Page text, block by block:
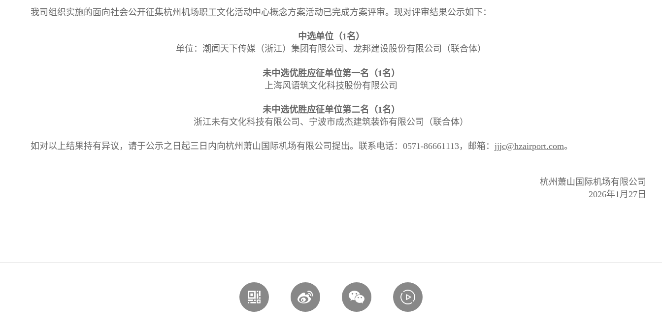
我司组织实施的面向社会公开征集杭州机场职工文化活动中心概念方案活动已完成方案评审。现对评审结果公示如下：
中选单位（1名）
单位：潮闻天下传媒（浙江）集团有限公司、龙邦建设股份有限公司（联合体）
未中选优胜应征单位第一名（1名）
上海风语筑文化科技股份有限公司
未中选优胜应征单位第二名（1名）
浙江未有文化科技有限公司、宁波市成杰建筑装饰有限公司（联合体）
如对以上结果持有异议，请于公示之日起三日内向杭州萧山国际机场有限公司提出。联系电话：0571-86661113，邮箱： jjjc@hzairport.com。
杭州萧山国际机场有限公司
2026年1月27日